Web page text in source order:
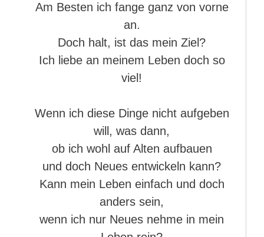
Am Besten ich fange ganz von vorne
an.
Doch halt, ist das mein Ziel?
Ich liebe an meinem Leben doch so
viel!
Wenn ich diese Dinge nicht aufgeben
will, was dann,
ob ich wohl auf Alten aufbauen
und doch Neues entwickeln kann?
Kann mein Leben einfach und doch
anders sein,
wenn ich nur Neues nehme in mein